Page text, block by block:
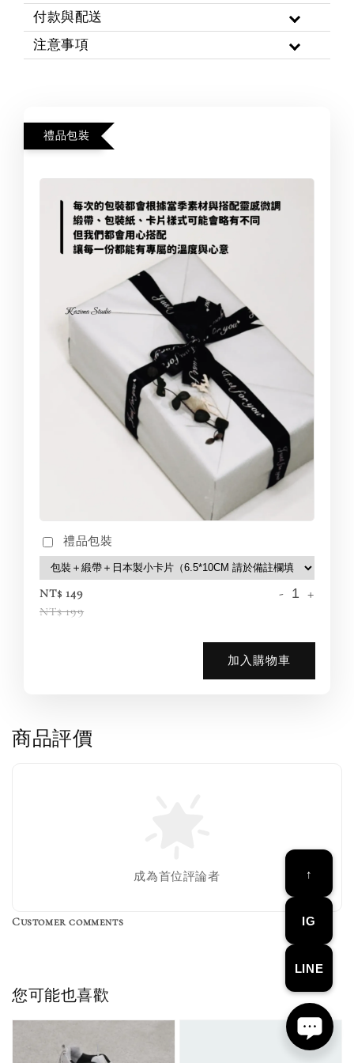
付款與配送
注意事項
禮品包裝
禮品包裝
NT$ 149
NT$ 199
- +
加入購物車
商品評價
成為首位評論者
Customer comments
您可能也喜歡
↑
IG
LINE